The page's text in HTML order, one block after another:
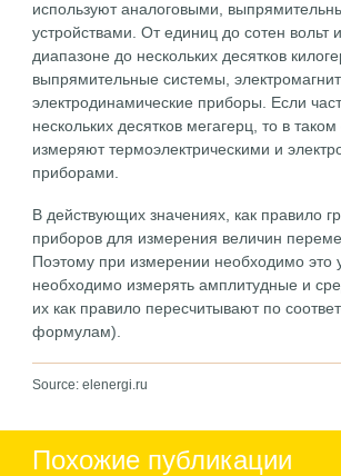
используют аналоговыми,
устройствами. От единиц до сотен вольт
диапазоне до нескольких десятков
выпрямительные системы,
электродинамические приборы. Если
нескольких десятков мегагерц, то в
измеряют термоэлектрическими и
приборами.
В действующих значениях, как правило
приборов для измерения величин
Поэтому при измерении необходимо это
необходимо измерять амплитудные и
их как правило пересчитывают по
формулам).
Source: elenergi.ru
Похожие публикации